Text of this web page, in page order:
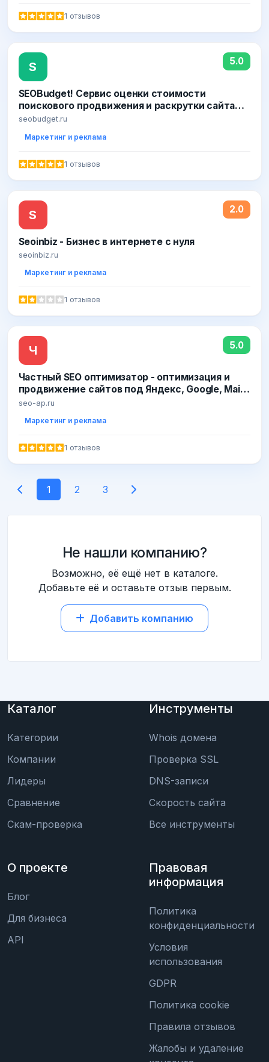
1 отзывов
S 5.0
SEOBudget! Сервис оценки стоимости
поискового продвижения и раскрутки сайта
(SEO), инструменты для вебмастера и
seobudget.ru
Маркетинг и реклама
1 отзывов
S 2.0
Seoinbiz - Бизнес в интернете с нуля
seoinbiz.ru
Маркетинг и реклама
1 отзывов
Ч 5.0
Частный SEO оптимизатор - оптимизация и
продвижение сайтов под Яндекс, Google, Mail -
SEO-точка
seo-ap.ru
Маркетинг и реклама
1 отзывов
1 2 3
Не нашли компанию?
Возможно, её ещё нет в каталоге.
Добавьте её и оставьте отзыв первым.
Добавить компанию
Каталог
Категории
Компании
Лидеры
Сравнение
Скам-проверка
Инструменты
Whois домена
Проверка SSL
DNS-записи
Скорость сайта
Все инструменты
О проекте
Блог
Для бизнеса
API
Правовая
информация
Политика
конфиденциальности
Условия
использования
GDPR
Политика cookie
Правила отзывов
Жалобы и удаление